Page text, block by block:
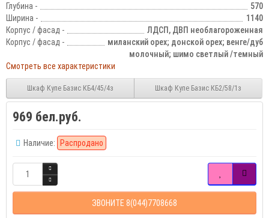
Глубина -
570
Ширина -
1140
Корпус / фасад -
ЛДСП, ДВП необлагороженная
Корпус / фасад -
миланский орех; донской орех; венге/дуб
молочный; шимо светлый /темный
Смотреть все характеристики
Шкаф Купе Базис КБ4/45/4з Шкаф Купе Базис КБ2/58/1з
969 бел.руб.
Наличие: Распродано
ЗВОНИТЕ 8(044)7708668